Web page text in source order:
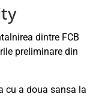
dintre FCB
preliminare din
cu a doua sansa la